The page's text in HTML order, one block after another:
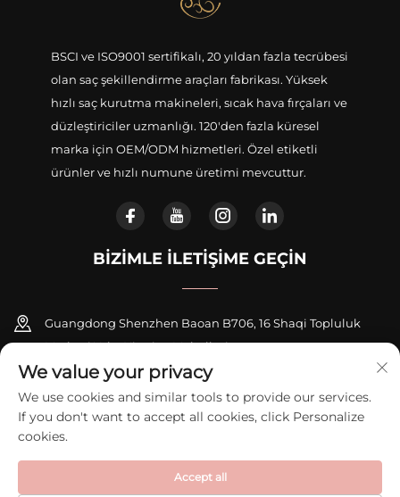
BSCI ve ISO9001 sertifikalı, 20 yıldan fazla tecrübesi
olan saç şekillendirme araçları fabrikası. Yüksek
hızlı saç kurutma makineleri, sıcak hava fırçaları ve
düzleştiriciler uzmanlığı. 120'den fazla küresel
marka için OEM/ODM hizmetleri. Özel etiketli
ürünler ve hızlı numune üretimi mevcuttur.
BIZIMLE İLETIŞIME GEÇIN
Guangdong Shenzhen Baoan B706, 16 Shaqi Topluluk
Merkezi Yolu, Xinqiao Mahallesi
+86-18948311339
[email protected]
Telif Hakkı © 2026 Shenzhen Zexi Intelligent Electronics Co., Ltd.
We value your privacy
We use cookies and similar tools to provide our services.
If you don't want to accept all cookies, click Personalize
cookies.
Accept all